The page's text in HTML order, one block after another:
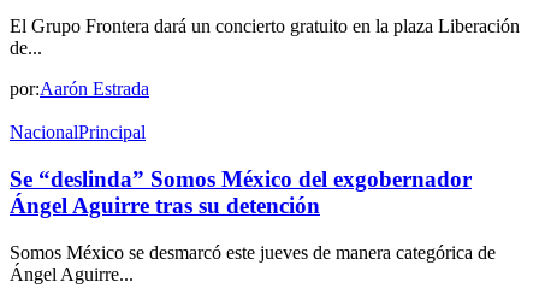
El Grupo Frontera dará un concierto gratuito en la plaza Liberación
de...
por:Aarón Estrada
NacionalPrincipal
Se “deslinda” Somos México del exgobernador
Ángel Aguirre tras su detención
Somos México se desmarcó este jueves de manera categórica de
Ángel Aguirre...